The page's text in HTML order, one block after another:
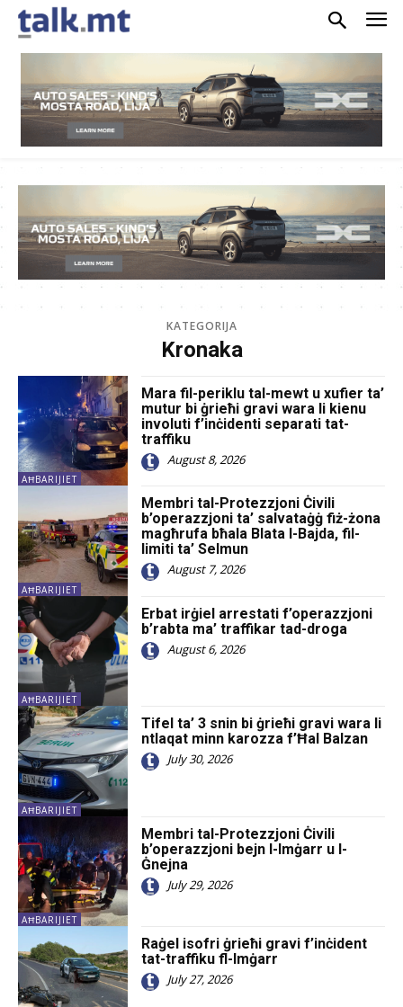
KATEGORIJA
Kronaka
AĦBARIJIET
Mara fil-periklu tal-mewt u xufier ta’
mutur bi ġrieħi gravi wara li kienu
involuti f’inċidenti separati tat-
traffiku
August 8, 2026
AĦBARIJIET
Membri tal-Protezzjoni Ċivili
b’operazzjoni ta’ salvataġġ fiż-żona
magħrufa bħala Blata l-Bajda, fil-
limiti ta’ Selmun
August 7, 2026
AĦBARIJIET
Erbat irġiel arrestati f’operazzjoni
b’rabta ma’ traffikar tad-droga
August 6, 2026
AĦBARIJIET
Tifel ta’ 3 snin bi ġrieħi gravi wara li
ntlaqat minn karozza f’Ħal Balzan
July 30, 2026
AĦBARIJIET
Membri tal-Protezzjoni Ċivili
b’operazzjoni bejn l-Imġarr u l-
Ġnejna
July 29, 2026
Raġel isofri ġrieħi gravi f’inċident
tat-traffiku fl-Imġarr
July 27, 2026